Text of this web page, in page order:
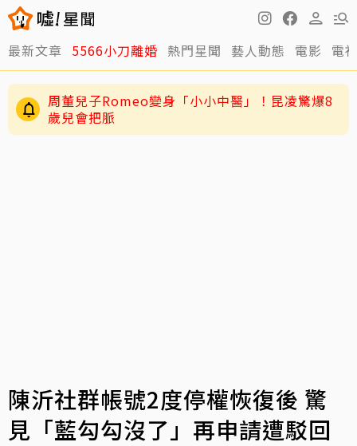
最新文章 5566小刀離婚 熱門星聞 藝人動態 電影 電
男星二度罹急性白血病！淚揭抗癌歷程：痛苦到
不想回想
陳沂社群帳號2度停權恢復後 驚
見「藍勾勾沒了」再申請遭駁回